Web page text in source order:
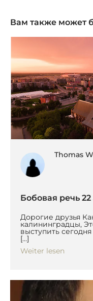
Вам также может
Thomas
Бобовая речь 22
Дорогие друзья
калининградцы,
выступить
[…]
Weiter lesen